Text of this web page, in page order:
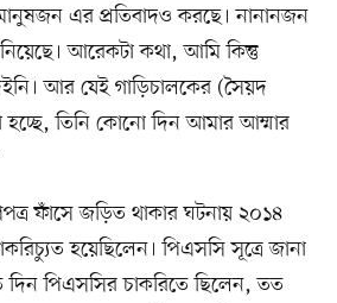
এর প্রতিবাদও করছে। নানানজন
আরেকটা কথা, আমি কিন্তু
আর যেই গাড়িচালকের (সৈয়দ
তিনি কোনো দিন আমার আম্মার
ফাঁসে জড়িত থাকার ঘটনায় ২০১৪
হয়েছিলেন। পিএসসি সূত্রে জানা
পিএসসির চাকরিতে ছিলেন, তত